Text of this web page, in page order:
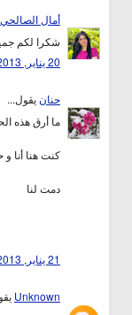
أمال الصالحي
شكرا لكم
20 يناير, 2013 01:52
حنانيقول...
ما أرق هذه
كنت هنا أنا
دمت لنا
21 يناير, 2013 19:07
Unknown